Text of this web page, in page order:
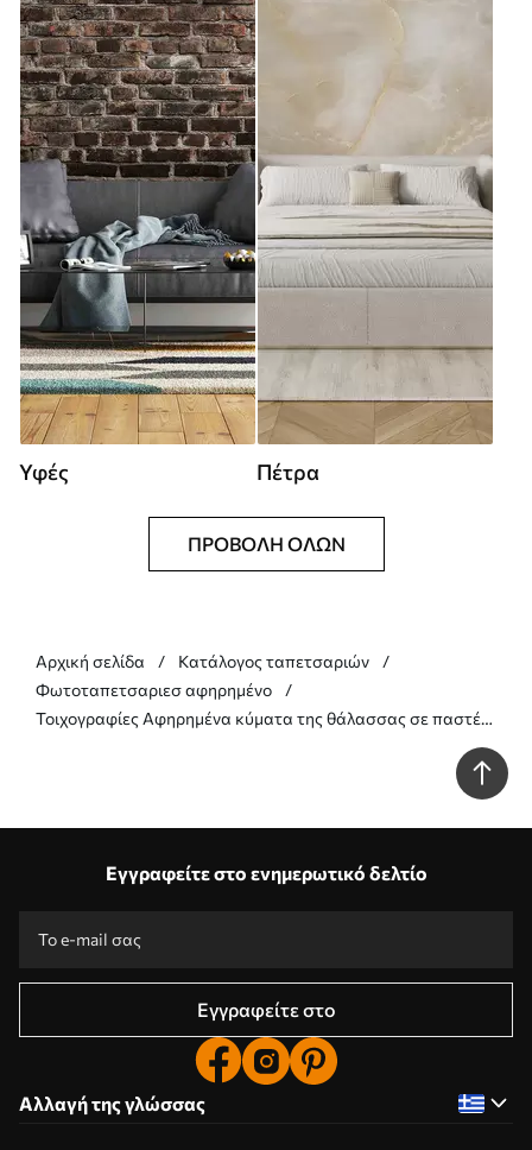
Υφές Πέτρα
ΠΡΟΒΟΛΉ ΌΛΩΝ
Αρχική σελίδα
Κατάλογος ταπετσαριών
Φωτοταπετσαριεσ αφηρημένο
Τοιχογραφίες Αφηρημένα κύματα της θάλασσας σε παστέλ
Εγγραφείτε στο ενημερωτικό δελτίο
Εγγραφείτε στο
Αλλαγή της γλώσσας